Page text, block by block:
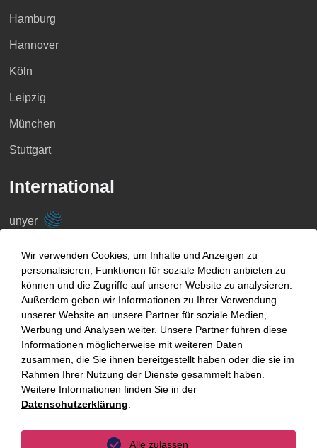
Hamburg
Hannover
Köln
Leipzig
München
Stuttgart
International
unyer
China
Großbritannien
Indien
Indonesien
Malaysia
Myanmar
Singapur
Wir verwenden Cookies, um Inhalte und Anzeigen zu
personalisieren, Funktionen für soziale Medien anbieten zu
können und die Zugriffe auf unserer Website zu analysieren.
Außerdem geben wir Informationen zu Ihrer Verwendung
unserer Website an unsere Partner für soziale Medien,
Werbung und Analysen weiter. Unsere Partner führen diese
Informationen möglicherweise mit weiteren Daten
zusammen, die Sie ihnen bereitgestellt haben oder die sie im
Rahmen Ihrer Nutzung der Dienste gesammelt haben.
Weitere Informationen finden Sie in der
Datenschutzerklärung
Alle zulassen